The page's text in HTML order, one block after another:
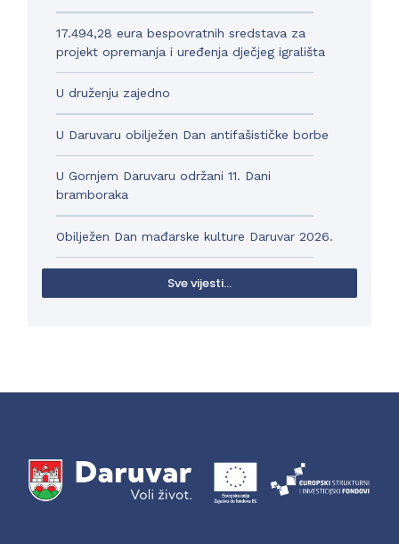
17.494,28 eura bespovratnih sredstava za
projekt opremanja i uređenja dječjeg igrališta
U druženju zajedno
U Daruvaru obilježen Dan antifašističke borbe
U Gornjem Daruvaru održani 11. Dani
bramboraka
Obilježen Dan mađarske kulture Daruvar 2026.
Sve vijesti...